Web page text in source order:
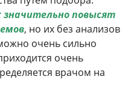
повысят
, но их без анализов
очень сильно
очень
врачом на